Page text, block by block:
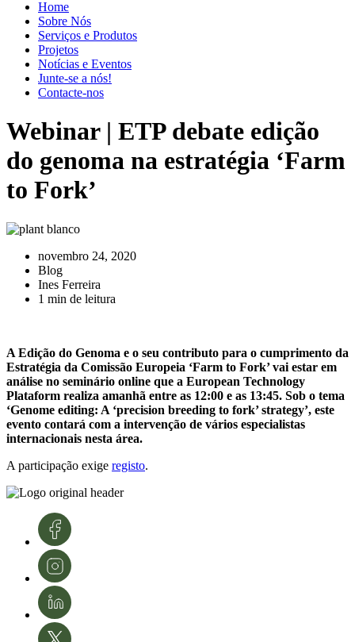
Home
Sobre Nós
Serviços e Produtos
Projetos
Notícias e Eventos
Junte-se a nós!
Contacte-nos
Webinar | ETP debate edição
do genoma na estratégia ‘Farm
to Fork’
novembro 24, 2020
Blog
Ines Ferreira
1 min de leitura
A Edição do Genoma e o seu contributo para o cumprimento da
Estratégia da Comissão Europeia ‘Farm to Fork’ vai estar em
análise no seminário online que a European Technology
Plataform realiza amanhã entre as 12:00 e as 13:45. Sob o tema
‘Genome editing: A ‘precision breeding to fork’ strategy’, este
evento contará com a intervenção de vários especialistas
internacionais nesta área.
A participação exige registo.